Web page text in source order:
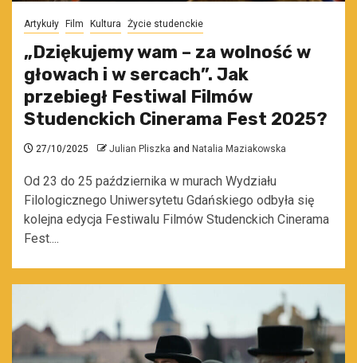
Artykuły Film Kultura Życie studenckie
„Dziękujemy wam – za wolność w
głowach i w sercach”. Jak
przebiegł Festiwal Filmów
Studenckich Cinerama Fest 2025?
27/10/2025 Julian Pliszka and Natalia Maziakowska
Od 23 do 25 października w murach Wydziału
Filologicznego Uniwersytetu Gdańskiego odbyła się
kolejna edycja Festiwalu Filmów Studenckich Cinerama
Fest....